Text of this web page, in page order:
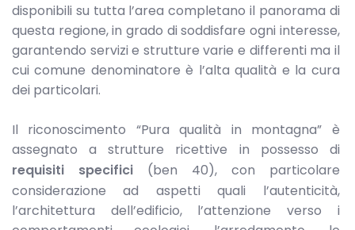
disponibili su tutta l’area completano il panorama di
questa regione, in grado di soddisfare ogni interesse,
garantendo servizi e strutture varie e differenti ma il
cui comune denominatore è l’alta qualità e la cura
dei particolari.
Il riconoscimento “Pura qualità in montagna” è
assegnato a strutture ricettive in possesso di
requisiti specifici(ben 40), con particolare
considerazione ad aspetti quali l’autenticità,
l’architettura dell’edificio, l’attenzione verso i